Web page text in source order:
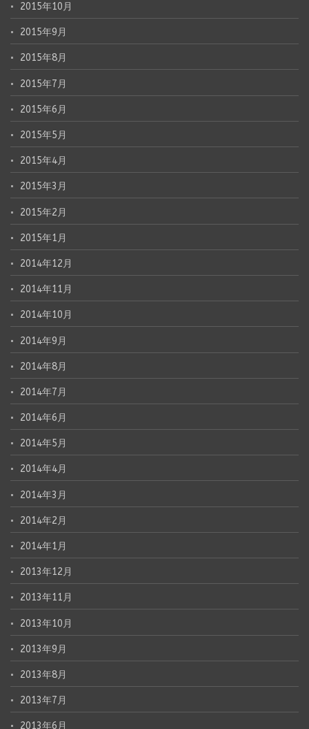
2015年10月
2015年9月
2015年8月
2015年7月
2015年6月
2015年5月
2015年4月
2015年3月
2015年2月
2015年1月
2014年12月
2014年11月
2014年10月
2014年9月
2014年8月
2014年7月
2014年6月
2014年5月
2014年4月
2014年3月
2014年2月
2014年1月
2013年12月
2013年11月
2013年10月
2013年9月
2013年8月
2013年7月
2013年6月